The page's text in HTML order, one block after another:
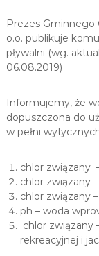
Prezes Gminnego
o.o. publikuje
pływalni (wg.
06.08.2019)
Informujemy, że
dopuszczona do
w pełni
chlor związany
chlor związany
chlor związany
ph – woda
chlor związany
rekreacyjnej i